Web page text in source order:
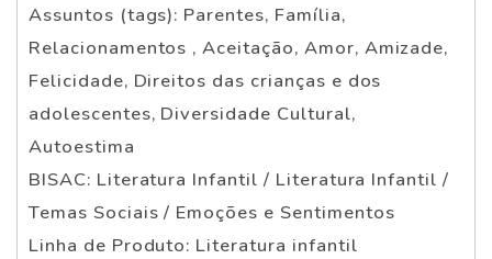
Assuntos (tags): Parentes, Família,
Relacionamentos , Aceitação, Amor, Amizade,
Felicidade, Direitos das crianças e dos
adolescentes, Diversidade Cultural,
Autoestima
BISAC: Literatura Infantil / Literatura Infantil /
Temas Sociais / Emoções e Sentimentos
Linha de Produto: Literatura infantil